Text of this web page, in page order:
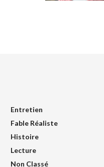
Entretien
Fable Réaliste
Histoire
Lecture
Non Classé